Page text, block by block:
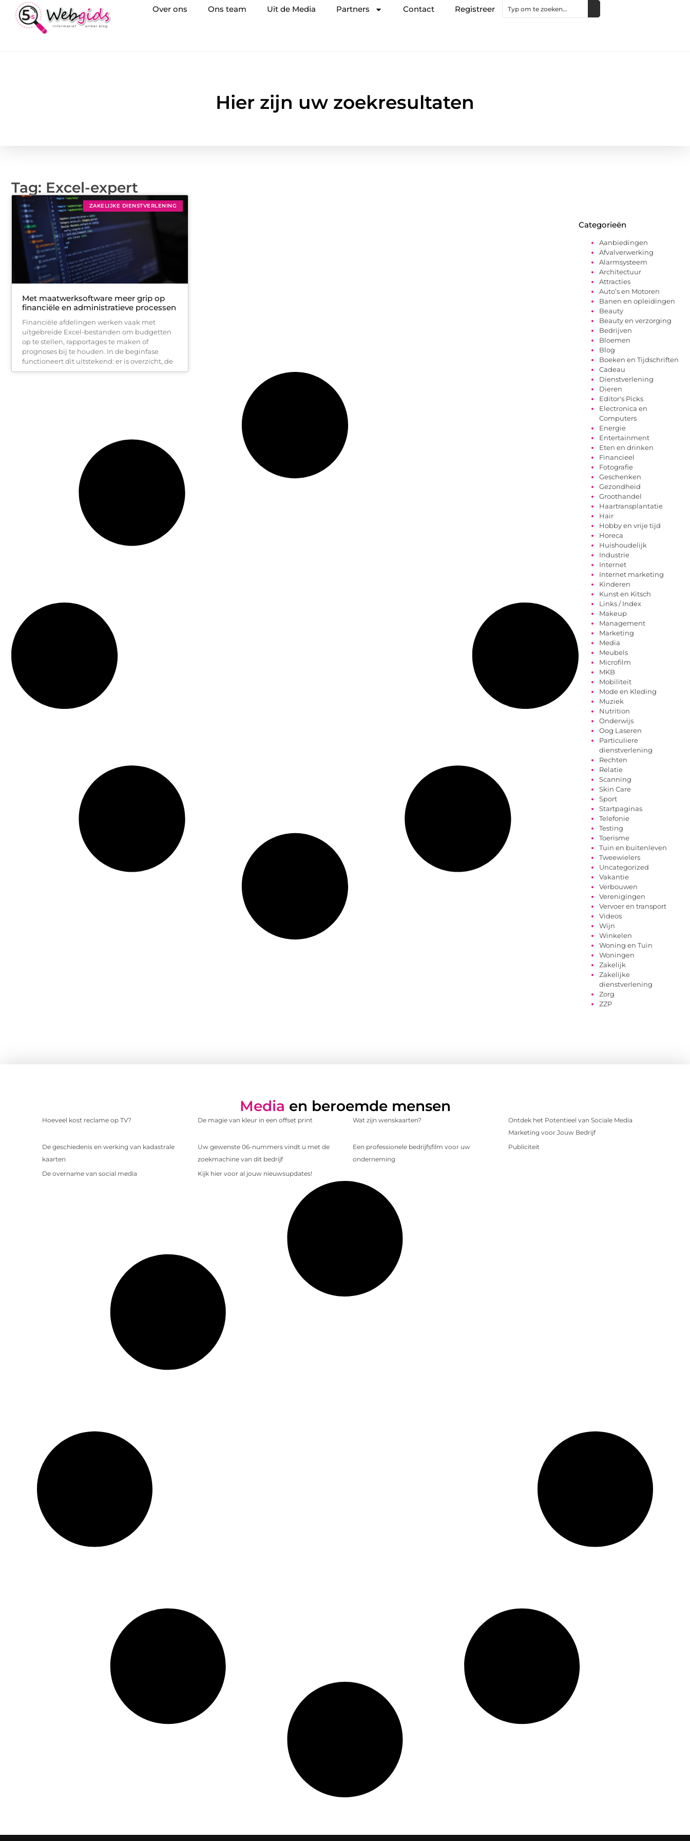
Over ons Ons team Uit de Media Partners Contact Registreer
Hier zijn uw zoekresultaten
Tag: Excel-expert
ZAKELIJKE DIENSTVERLENING
Met maatwerksoftware meer grip op
financiële en administratieve processen
Financiële afdelingen werken vaak met
uitgebreide Excel-bestanden om budgetten
op te stellen, rapportages te maken of
prognoses bij te houden. In de beginfase
functioneert dit uitstekend: er is overzicht, de
Categorieën
Aanbiedingen
Afvalverwerking
Alarmsysteem
Architectuur
Attracties
Auto’s en Motoren
Banen en opleidingen
Beauty
Beauty en verzorging
Bedrijven
Bloemen
Blog
Boeken en Tijdschriften
Cadeau
Dienstverlening
Dieren
Editor's Picks
Electronica en
Computers
Energie
Entertainment
Eten en drinken
Financieel
Fotografie
Geschenken
Gezondheid
Groothandel
Haartransplantatie
Hair
Hobby en vrije tijd
Horeca
Huishoudelijk
Industrie
Internet
Internet marketing
Kinderen
Kunst en Kitsch
Links / Index
Makeup
Management
Marketing
Media
Meubels
Microfilm
MKB
Mobiliteit
Mode en Kleding
Muziek
Nutrition
Onderwijs
Oog Laseren
Particuliere
dienstverlening
Rechten
Relatie
Scanning
Skin Care
Sport
Startpaginas
Telefonie
Testing
Toerisme
Tuin en buitenleven
Tweewielers
Uncategorized
Vakantie
Verbouwen
Verenigingen
Vervoer en transport
Videos
Wijn
Winkelen
Woning en Tuin
Woningen
Zakelijk
Zakelijke
dienstverlening
Zorg
ZZP
Media en beroemde mensen
Hoeveel kost reclame op TV? De magie van kleur in een offset print Wat zijn wenskaarten?
Ontdek het Potentieel van Sociale Media
Marketing voor Jouw Bedrijf
De geschiedenis en werking van kadastrale
kaarten
Uw gewenste 06-nummers vindt u met de
zoekmachine van dit bedrijf
Een professionele bedrijfsfilm voor uw
onderneming
Publiciteit
De overname van social media Kijk hier voor al jouw nieuwsupdates!